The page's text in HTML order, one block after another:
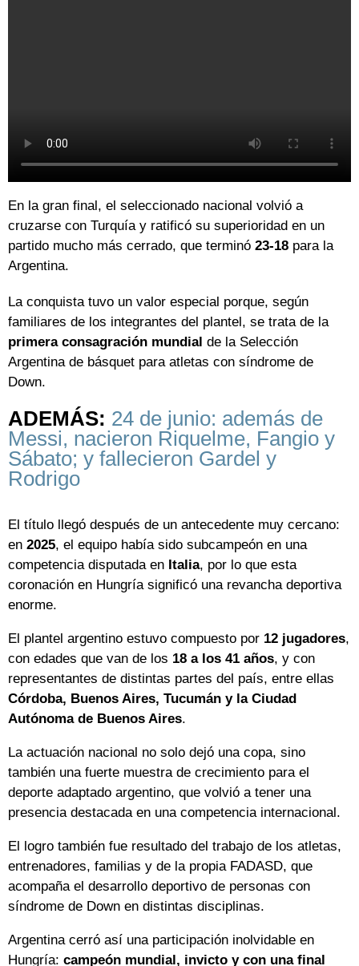
En la gran final, el seleccionado nacional volvió a
cruzarse con Turquía y ratificó su superioridad en un
partido mucho más cerrado, que terminó 23-18 para la
Argentina.
La conquista tuvo un valor especial porque, según
familiares de los integrantes del plantel, se trata de la
primera consagración mundial de la Selección
Argentina de básquet para atletas con síndrome de
Down.
ADEMÁS: 24 de junio: además de
Messi, nacieron Riquelme, Fangio y
Sábato; y fallecieron Gardel y
Rodrigo
El título llegó después de un antecedente muy cercano:
en 2025, el equipo había sido subcampeón en una
competencia disputada en Italia, por lo que esta
coronación en Hungría significó una revancha deportiva
enorme.
El plantel argentino estuvo compuesto por 12 jugadores,
con edades que van de los 18 a los 41 años, y con
representantes de distintas partes del país, entre ellas
Córdoba, Buenos Aires, Tucumán y la Ciudad
Autónoma de Buenos Aires.
La actuación nacional no solo dejó una copa, sino
también una fuerte muestra de crecimiento para el
deporte adaptado argentino, que volvió a tener una
presencia destacada en una competencia internacional.
El logro también fue resultado del trabajo de los atletas,
entrenadores, familias y de la propia FADASD, que
acompaña el desarrollo deportivo de personas con
síndrome de Down en distintas disciplinas.
Argentina cerró así una participación inolvidable en
Hungría: campeón mundial, invicto y con una final